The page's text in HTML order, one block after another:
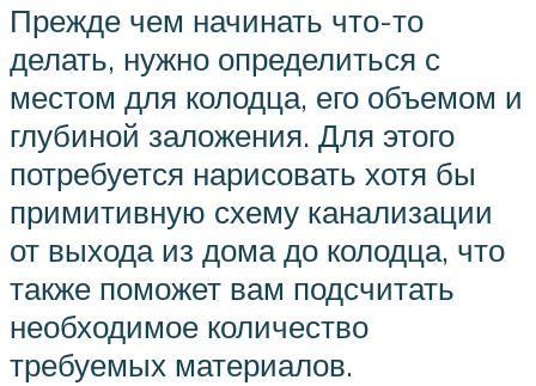
Прежде чем начинать что-то
делать, нужно определиться с
местом для колодца, его объемом и
глубиной заложения. Для этого
потребуется нарисовать хотя бы
примитивную схему канализации
от выхода из дома до колодца, что
также поможет вам подсчитать
необходимое количество
требуемых материалов.